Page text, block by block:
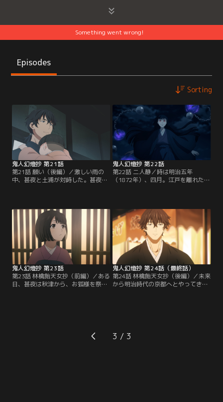
Something went wrong!
Episodes
Sorting
鬼人幻燈抄 第21話
第21話 願い（後編）／激しい雨の
中、甚夜と土浦が対峙した。甚夜の
を見つけると同時に、お互いにこの
戦いは譲れないものだと悟る。茂
助、はつ、おふう、夕凪…。これま
で出会った鬼たちの望みに思いを馳
せた甚夜は、土浦がなぜ壊れない体
を欲したのか…。
鬼人幻燈抄 第22話
第22話 二人静／時は明治五年
（1872年）、四月。江戸を離れた甚
いた。すっかり甚夜と古馴染みとな
った“付喪神使い”の秋津も、たびた
び店を訪れてくる。そんな京都では
近頃、鬼が増えていた。ある夜、甚
夜は鬼に囲まれていた、向日葵とい
う名の少女を助ける。
鬼人幻燈抄 第23話
第23話 林檎飴天女抄（前編）／ある
日、甚夜は秋津から、お狐様を祭る
影を見た者がいるという。興味を示
した甚夜が神社を訪ねると、出くわ
鬼人幻燈抄 第24話（最終話）
第24話 林檎飴天女抄（後編）／未来
から明治時代の京都へとやってきた
神社の神主・航大は鏡の力を使え
ば、朝顔が願う場所、望む時へと帰
3